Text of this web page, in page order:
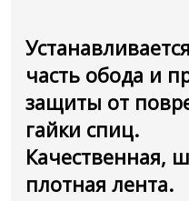
часть обода и
защиты от
гайки спиц.
Качественная,
плотная лента.